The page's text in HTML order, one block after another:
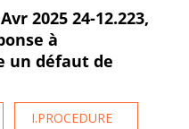
2025 24-12.223,
à
un défaut de
I.PROCEDURE